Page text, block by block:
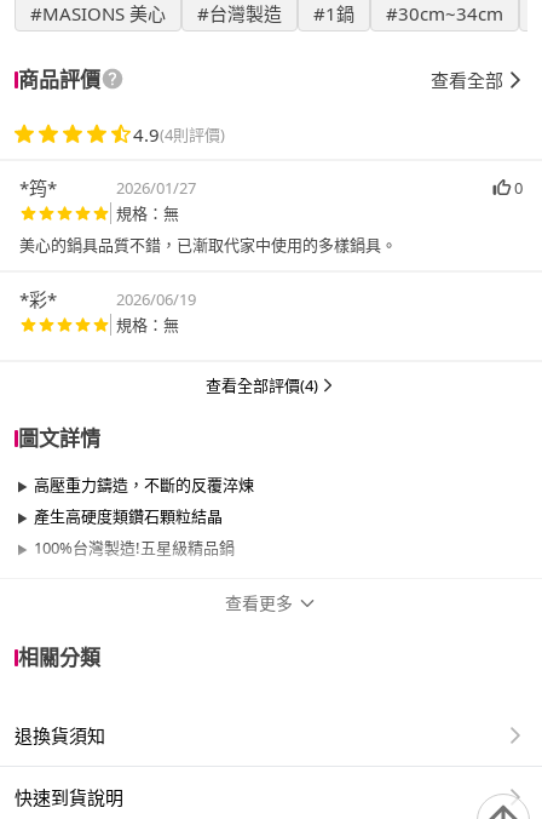
#MASIONS 美心 #台灣製造 #1鍋 #30cm~34cm
商品評價 查看全部
4.9(4則評價)
*筠* 2026/01/27
0
規格：無
美心的鍋具品質不錯，已漸取代家中使用的多樣鍋具。
*彩*
2026/06/19
規格：無
查看全部評價(4)
圖文詳情
高壓重力鑄造，不斷的反覆淬煉
產生高硬度類鑽石顆粒結晶
100%台灣製造!五星級精品鍋
尺寸
材質
查看更多
相關分類
退換貨須知
快速到貨說明